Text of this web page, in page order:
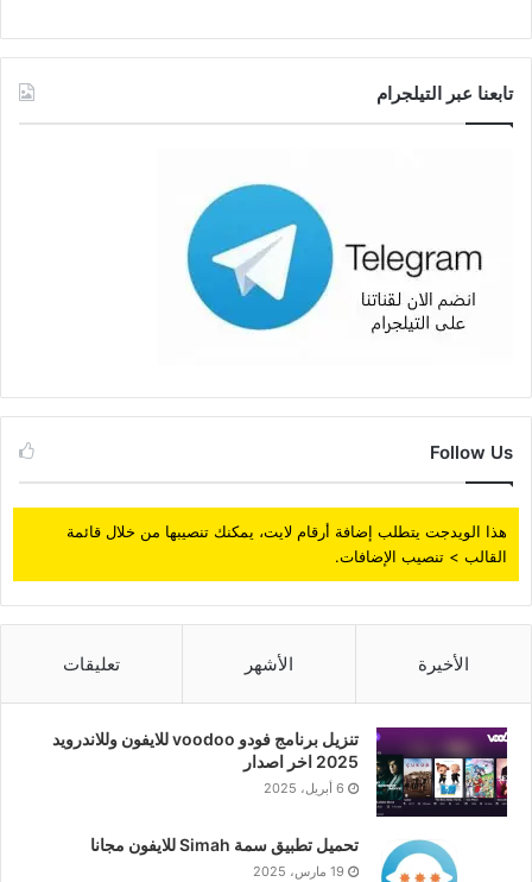
تابعنا عبر التيلجرام
Follow Us
هذا الويدجت يتطلب إضافة أرقام لايت، يمكنك تنصيبها من خلال قائمة
القالب > تنصيب الإضافات.
الأخيرة الأشهر تعليقات
تنزيل برنامج فودو voodoo للايفون وللاندرويد
2025 اخر اصدار
6 أبريل، 2025
تحميل تطبيق سمة Simah للايفون مجانا
19 مارس، 2025